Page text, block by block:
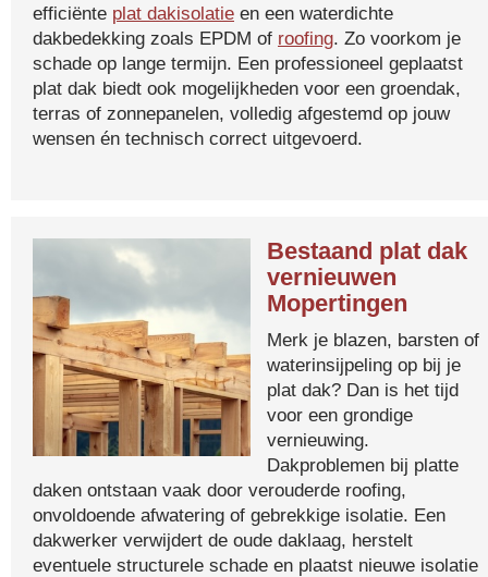
efficiënte plat dakisolatie en een waterdichte
dakbedekking zoals EPDM of roofing. Zo voorkom je
schade op lange termijn. Een professioneel geplaatst
plat dak biedt ook mogelijkheden voor een groendak,
terras of zonnepanelen, volledig afgestemd op jouw
wensen én technisch correct uitgevoerd.
Bestaand plat dak
vernieuwen
Mopertingen
Merk je blazen, barsten of
waterinsijpeling op bij je
plat dak? Dan is het tijd
voor een grondige
vernieuwing.
Dakproblemen bij platte
daken ontstaan vaak door verouderde roofing,
onvoldoende afwatering of gebrekkige isolatie. Een
dakwerker verwijdert de oude daklaag, herstelt
eventuele structurele schade en plaatst nieuwe isolatie